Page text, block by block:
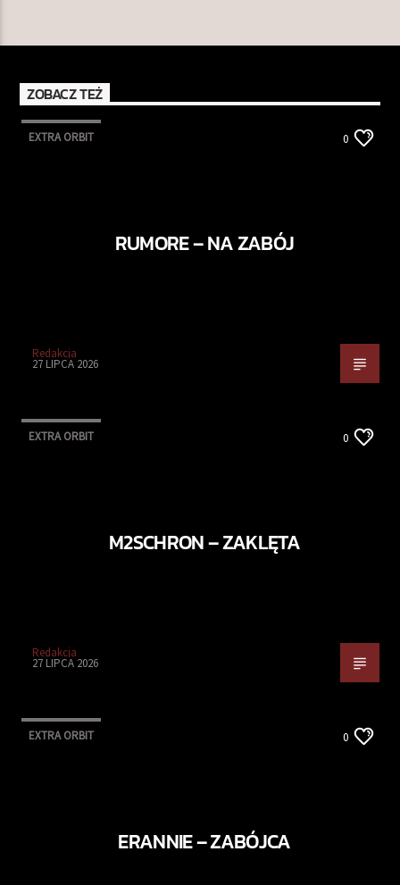
ZOBACZ TEŻ
EXTRA ORBIT 0
RUMORE – NA ZABÓJ
Redakcja
27 LIPCA 2026
EXTRA ORBIT 0
M2SCHRON – ZAKLĘTA
Redakcja
27 LIPCA 2026
EXTRA ORBIT 0
ERANNIE – ZABÓJCA